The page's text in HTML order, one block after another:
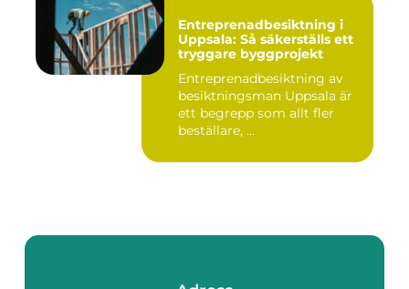
Entreprenadbesiktning i
Uppsala: Så säkerställs ett
tryggare byggprojekt
Entreprenadbesiktning av
besiktningsman Uppsala är
ett begrepp som allt fler
beställare, ...